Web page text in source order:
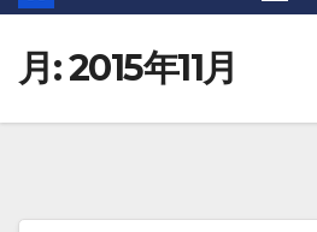
月:2015年11月